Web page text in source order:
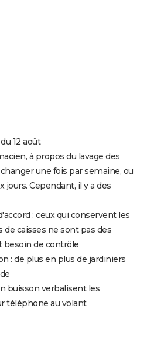
12 août
à propos du lavage des
une fois par semaine, ou
Cependant, il y a des
: ceux qui conservent les
de caisses ne sont pas des
besoin de contrôle
: de plus en plus de jardiniers
buisson verbalisent les
téléphone au volant